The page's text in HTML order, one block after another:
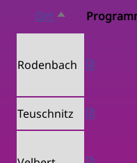
Ort Absteigend
sortieren
Rodenbach
Teuschnitz